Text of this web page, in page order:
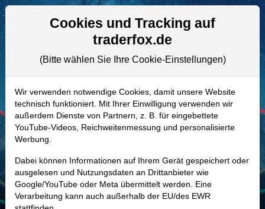
Aktien- und Artikelsuche
884929 | BKE–Buckle Aktie
Realtime-Aktienkurs:
-
-
Marktkapitalisierung 2,35 Mrd. USD
Unternehmenswert 2,47 Mrd. USD
Cookies und Tracking auf
traderfox.de
(Bitte wählen Sie Ihre Cookie-Einstellungen)
Wir verwenden notwendige Cookies, damit unsere Website
technisch funktioniert. Mit Ihrer Einwilligung verwenden wir
außerdem Dienste von Partnern, z. B. für eingebettete
YouTube-Videos, Reichweitenmessung und personalisierte
Werbung.
Dabei können Informationen auf Ihrem Gerät gespeichert oder
ausgelesen und Nutzungsdaten an Drittanbieter wie
Google/YouTube oder Meta übermittelt werden. Eine
Verarbeitung kann auch außerhalb der EU/des EWR